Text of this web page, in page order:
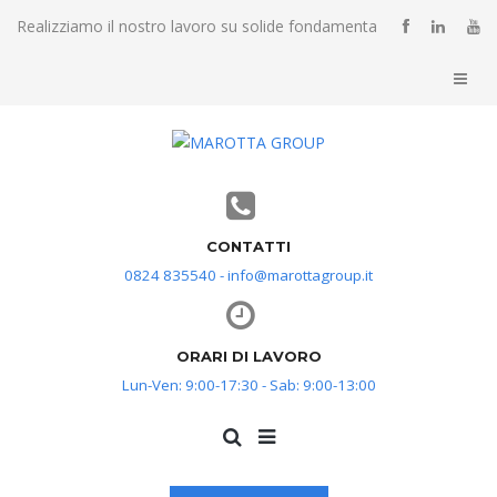
Realizziamo il nostro lavoro su solide fondamenta
CONTATTI
0824 835540 - info@marottagroup.it
ORARI DI LAVORO
Lun-Ven: 9:00-17:30 - Sab: 9:00-13:00